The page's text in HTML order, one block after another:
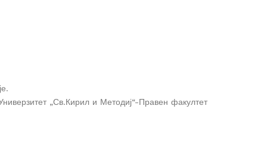
„Св.Кирил и Методиј“-Правен факултет